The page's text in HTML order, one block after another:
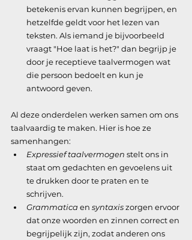
betekenis ervan kunnen begrijpen, en
hetzelfde geldt voor het lezen van
teksten. Als iemand je bijvoorbeeld
vraagt "Hoe laat is het?" dan begrijp je
door je receptieve taalvermogen wat
die persoon bedoelt en kun je
antwoord geven.
Al deze onderdelen werken samen om ons
taalvaardig te maken. Hier is hoe ze
samenhangen:
Expressief taalvermogen stelt ons in
staat om gedachten en gevoelens uit
te drukken door te praten en te
schrijven.
Grammatica en syntaxis zorgen ervoor
dat onze woorden en zinnen correct en
begrijpelijk zijn, zodat anderen ons